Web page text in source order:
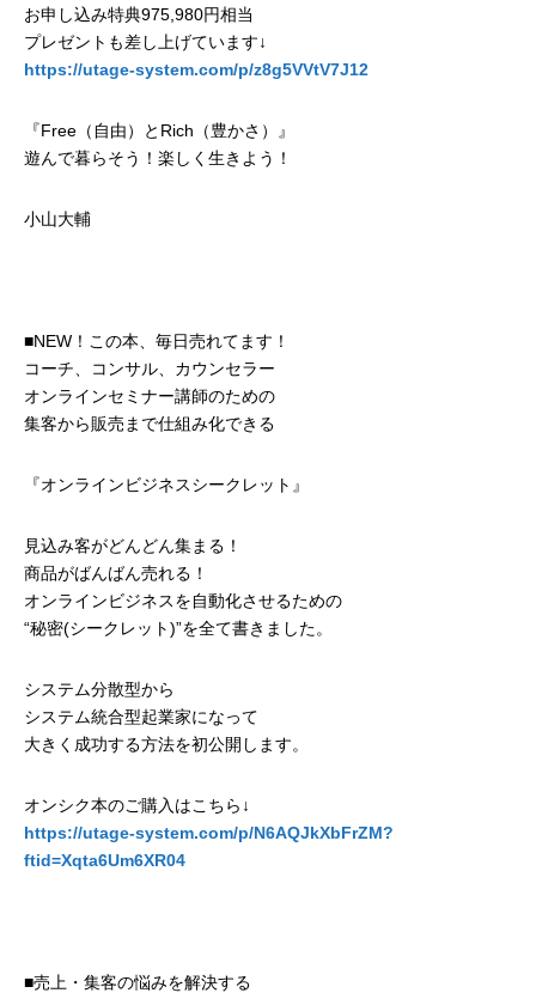
お申し込み特典975,980円相当
プレゼントも差し上げています↓
https://utage-system.com/p/z8g5VVtV7J12
『Free（自由）とRich（豊かさ）』
遊んで暮らそう！楽しく生きよう！
小山大輔
■NEW！この本、毎日売れてます！
コーチ、コンサル、カウンセラー
オンラインセミナー講師のための
集客から販売まで仕組み化できる
『オンラインビジネスシークレット』
見込み客がどんどん集まる！
商品がばんばん売れる！
オンラインビジネスを自動化させるための
“秘密(シークレット)”を全て書きました。
システム分散型から
システム統合型起業家になって
大きく成功する方法を初公開します。
オンシク本のご購入はこちら↓
https://utage-system.com/p/N6AQJkXbFrZM?
ftid=Xqta6Um6XR04
■売上・集客の悩みを解決する